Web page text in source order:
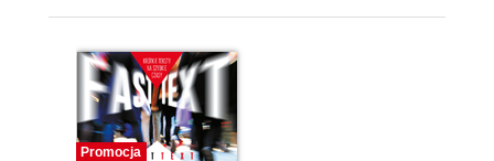
Promocja